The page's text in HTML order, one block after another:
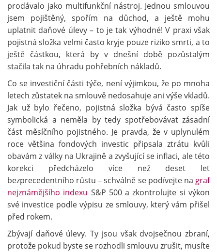
prodávalo jako multifunkční nástroj. Jednou smlouvou
jsem pojištěný, spořím na důchod, a ještě mohu
uplatnit daňové úlevy – to je tak výhodné! V praxi však
pojistná složka velmi často kryje pouze riziko smrti, a to
ještě částkou, která by v dnešní době pozůstalým
stačila tak na úhradu pohřebních nákladů.
Co se investiční části týče, není výjimkou, že po mnoha
letech zůstatek na smlouvě nedosahuje ani výše vkladů.
Jak už bylo řečeno, pojistná složka bývá často spíše
symbolická a neměla by tedy spotřebovávat zásadní
část měsíčního pojistného. Je pravda, že v uplynulém
roce většina fondových investic připsala ztrátu kvůli
obavám z války na Ukrajině a zvyšující se inflaci, ale této
korekci předcházelo více než deset let
bezprecedentního růstu – schválně se podívejte na graf
nejznámějšího indexu S&P 500 a zkontrolujte si výkon
své investice podle výpisu ze smlouvy, který vám přišel
před rokem.
Zbývají daňové úlevy. Ty jsou však dvojsečnou zbraní,
protože pokud byste se rozhodli smlouvu zrušit, musíte